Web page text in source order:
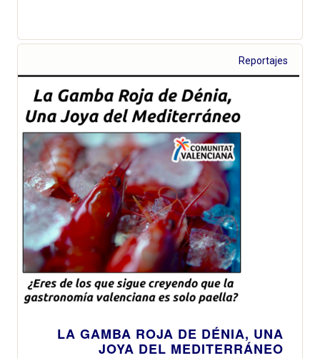
Reportajes
LA GAMBA ROJA DE DÉNIA, UNA
JOYA DEL MEDITERRÁNEO